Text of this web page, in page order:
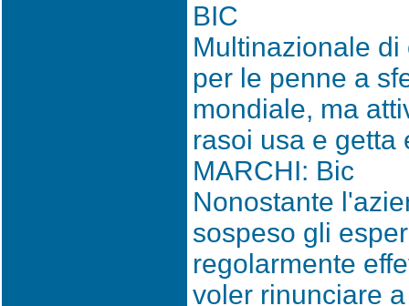
BIC
Multinazionale
per le penne a
mondiale, ma
rasoi usa e getta
MARCHI: Bic
Nonostante
sospeso gli
regolarmente
voler rinunciare